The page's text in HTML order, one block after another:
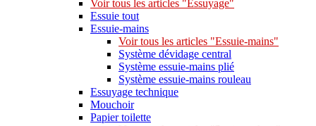
Voir tous les articles "Essuyage"
Essuie tout
Essuie-mains
Voir tous les articles "Essuie-mains"
Système dévidage central
Système essuie-mains plié
Système essuie-mains rouleau
Essuyage technique
Mouchoir
Papier toilette